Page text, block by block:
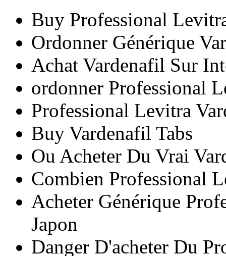
Buy Professional
Ordonner Générique
Achat Vardenafil Sur
ordonner Professional
Professional Levitra
Buy Vardenafil Tabs
Ou Acheter Du Vrai
Combien Professional
Acheter Générique
Japon
Danger D'acheter Du